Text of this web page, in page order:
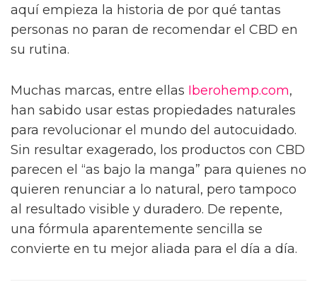
aquí empieza la historia de por qué tantas
personas no paran de recomendar el CBD en
su rutina.
Muchas marcas, entre ellas Iberohemp.com,
han sabido usar estas propiedades naturales
para revolucionar el mundo del autocuidado.
Sin resultar exagerado, los productos con CBD
parecen el “as bajo la manga” para quienes no
quieren renunciar a lo natural, pero tampoco
al resultado visible y duradero. De repente,
una fórmula aparentemente sencilla se
convierte en tu mejor aliada para el día a día.